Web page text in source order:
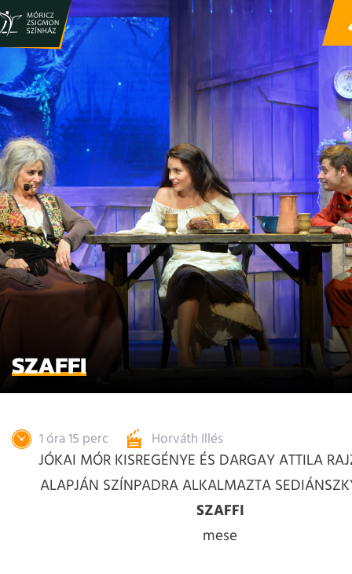
SZAFFI
1 óra 15 perc Horváth Illés
JÓKAI MÓR KISREGÉNYE ÉS DARGAY ATTILA
ALAPJÁN SZÍNPADRA ALKALMAZTA
SZAFFI
mese